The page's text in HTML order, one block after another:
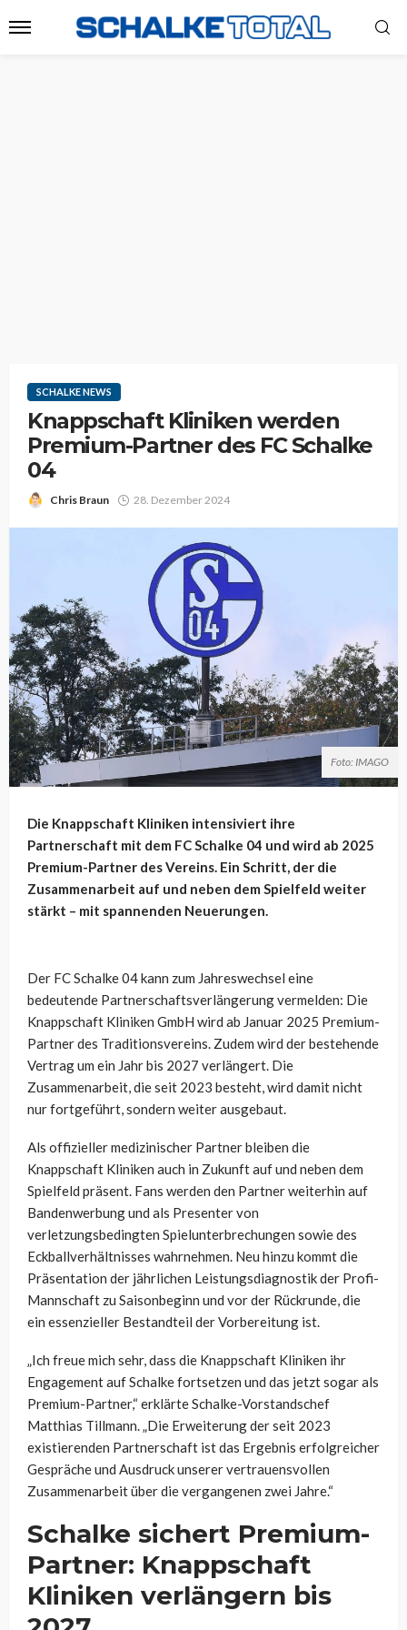
SCHALKE NEWS
Knappschaft Kliniken werden
Premium-Partner des FC Schalke
04
Chris Braun 28. Dezember 2024
Foto: IMAGO
Die Knappschaft Kliniken intensiviert ihre
Partnerschaft mit dem FC Schalke 04 und wird ab 2025
Premium-Partner des Vereins. Ein Schritt, der die
Zusammenarbeit auf und neben dem Spielfeld weiter
stärkt – mit spannenden Neuerungen.
Der FC Schalke 04 kann zum Jahreswechsel eine
bedeutende Partnerschaftsverlängerung vermelden: Die
Knappschaft Kliniken GmbH wird ab Januar 2025 Premium-
Partner des Traditionsvereins. Zudem wird der bestehende
Vertrag um ein Jahr bis 2027 verlängert. Die
Zusammenarbeit, die seit 2023 besteht, wird damit nicht
nur fortgeführt, sondern weiter ausgebaut.
Als offizieller medizinischer Partner bleiben die
Knappschaft Kliniken auch in Zukunft auf und neben dem
Spielfeld präsent. Fans werden den Partner weiterhin auf
Bandenwerbung und als Presenter von
verletzungsbedingten Spielunterbrechungen sowie des
Eckballverhältnisses wahrnehmen. Neu hinzu kommt die
Präsentation der jährlichen Leistungsdiagnostik der Profi-
Mannschaft zu Saisonbeginn und vor der Rückrunde, die
ein essenzieller Bestandteil der Vorbereitung ist.
„Ich freue mich sehr, dass die Knappschaft Kliniken ihr
Engagement auf Schalke fortsetzen und das jetzt sogar als
Premium-Partner,“ erklärte Schalke-Vorstandschef
Matthias Tillmann. „Die Erweiterung der seit 2023
existierenden Partnerschaft ist das Ergebnis erfolgreicher
Gespräche und Ausdruck unserer vertrauensvollen
Zusammenarbeit über die vergangenen zwei Jahre.“
Schalke sichert Premium-
Partner: Knappschaft
Kliniken verlängern bis